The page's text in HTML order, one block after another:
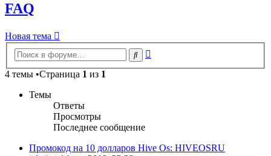
FAQ
Новая тема
Поиск
4 темы •Страница 1 из 1
Темы
Ответы
Просмотры
Последнее сообщение
Промокод на 10 долларов Hive Os: HIVEOSRU